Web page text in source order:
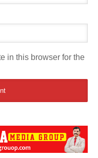
in this browser for the